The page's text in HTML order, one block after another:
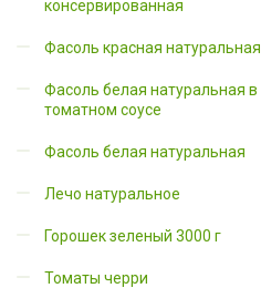
консервированная
Фасоль красная натуральная
Фасоль белая натуральная в
томатном соусе
Фасоль белая натуральная
Лечо натуральное
Горошек зеленый 3000 г
Томаты черри